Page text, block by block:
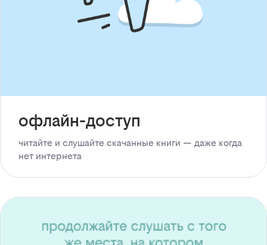
офлайн-доступ
читайте и слушайте скачанные книги — даже когда
нет интернета